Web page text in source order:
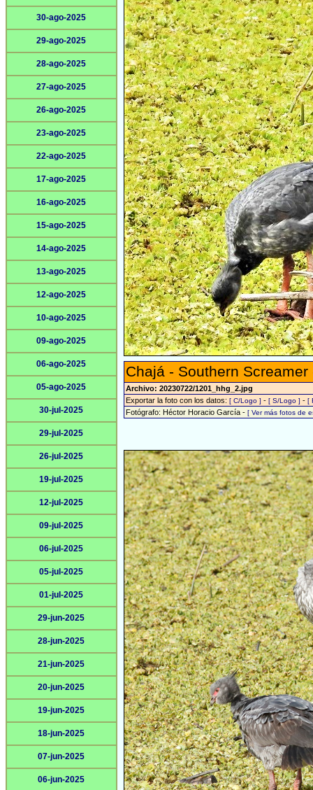
30-ago-2025
29-ago-2025
28-ago-2025
27-ago-2025
26-ago-2025
23-ago-2025
22-ago-2025
17-ago-2025
16-ago-2025
15-ago-2025
14-ago-2025
13-ago-2025
12-ago-2025
10-ago-2025
09-ago-2025
06-ago-2025
05-ago-2025
30-jul-2025
29-jul-2025
26-jul-2025
19-jul-2025
12-jul-2025
09-jul-2025
06-jul-2025
05-jul-2025
01-jul-2025
29-jun-2025
28-jun-2025
21-jun-2025
20-jun-2025
19-jun-2025
18-jun-2025
07-jun-2025
06-jun-2025
Chajá - Southern
Archivo: 20230722/1201_hhg_2.jpg
Exportar la foto con los datos: [ C/Logo ] - [ S/Logo ] - [
Fotógrafo: Héctor Horacio García - [ Ver más fotos de